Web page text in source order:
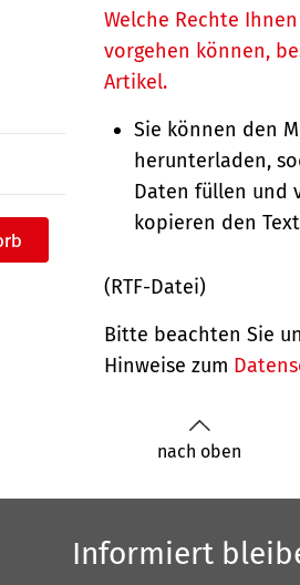
Welche Rechte
vorgehen können,
Artikel.
Sie können den
herunterladen,
Daten füllen und
kopieren den
(RTF-Datei)
Bitte beachten Sie
Hinweise zum
nach oben
Informiert